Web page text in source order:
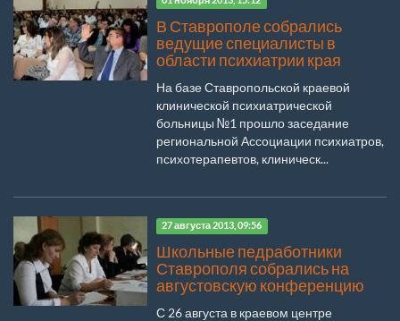
В Ставрополе собрались
ведущие специалисты в
области психиатрии края
На базе Ставропольской краевой
клинической психиатрической
больницы №1 прошло заседание
региональной Ассоциации психиатров,
психотерапевтов, клиническ...
27 августа 2013, 09:56
Школьные педработники
Ставрополя собрались на
августовскую конференцию
С 26 августа в краевом центре